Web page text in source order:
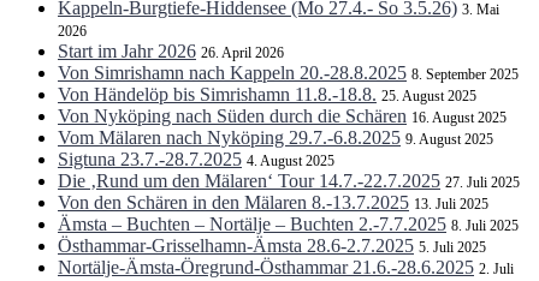
Kappeln-Burgtiefe-Hiddensee (Mo 27.4.- So 3.5.26) 3. Mai
2026
Start im Jahr 2026 26. April 2026
Von Simrishamn nach Kappeln 20.-28.8.2025 8. September 2025
Von Händelöp bis Simrishamn 11.8.-18.8. 25. August 2025
Von Nyköping nach Süden durch die Schären 16. August 2025
Vom Mälaren nach Nyköping 29.7.-6.8.2025 9. August 2025
Sigtuna 23.7.-28.7.2025 4. August 2025
Die ‚Rund um den Mälaren‘ Tour 14.7.-22.7.2025 27. Juli 2025
Von den Schären in den Mälaren 8.-13.7.2025 13. Juli 2025
Ämsta – Buchten – Nortälje – Buchten 2.-7.7.2025 8. Juli 2025
Östhammar-Grisselhamn-Ämsta 28.6-2.7.2025 5. Juli 2025
Nortälje-Ämsta-Öregrund-Östhammar 21.6.-28.6.2025 2. Juli